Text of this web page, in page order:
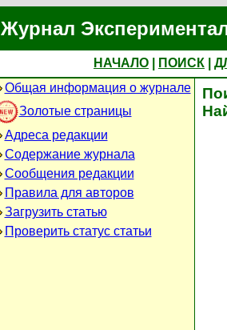
Журнал
НАЧАЛО ПОИСК
Общая информация о журнале
Золотые страницы
Адреса редакции
Содержание журнала
Сообщения редакции
Правила для авторов
Загрузить статью
Проверить статус статьи